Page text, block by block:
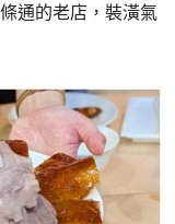
通的老店，裝潢氣